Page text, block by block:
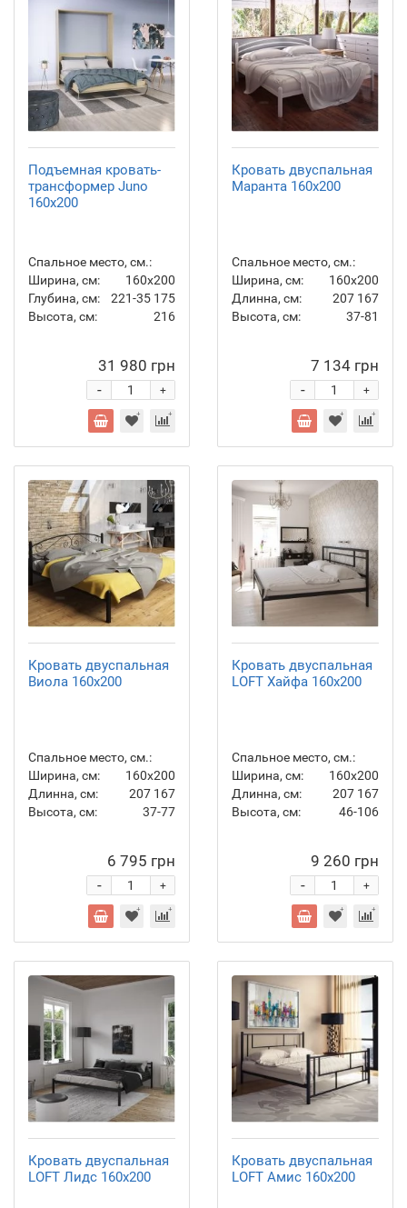
Подъемная кровать-
трансформер Juno
160x200
Спальное место, см.:
160x200
Ширина, см:
175
Глубина, см:
221-35
Высота, см:
216
31 980 грн
+
-
Кровать двуспальная
Маранта 160x200
Спальное место, см.:
160х200
Ширина, см:
167
Длинна, см:
207
Высота, см:
37-81
7 134 грн
+
-
Кровать двуспальная
Виола 160x200
Спальное место, см.:
160х200
Ширина, см:
167
Длинна, см:
207
Высота, см:
37-77
6 795 грн
+
-
Кровать двуспальная
LOFT Хайфа 160x200
Спальное место, см.:
160х200
Ширина, см:
167
Длинна, см:
207
Высота, см:
46-106
9 260 грн
+
-
Кровать двуспальная
LOFT Лидс 160x200
Кровать двуспальная
LOFT Амис 160x200